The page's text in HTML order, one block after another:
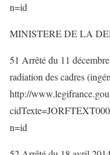
n=id
MINISTERE DE LA
51 Arrêté du 11
radiation des cadres
http://
n=id